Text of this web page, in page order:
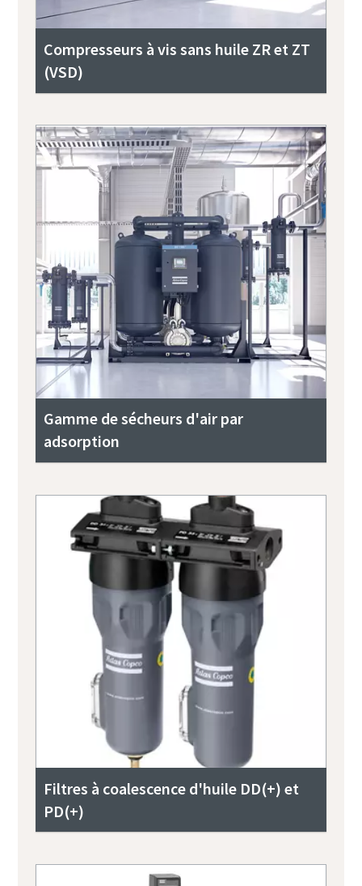
Compresseurs à vis sans huile ZR et ZT
(VSD)
Gamme de sécheurs d'air par
adsorption
Filtres à coalescence d'huile DD(+) et
PD(+)